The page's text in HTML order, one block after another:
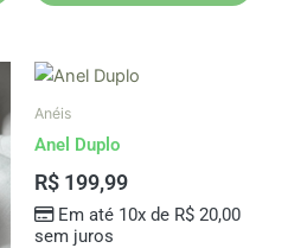
Anéis
Anel Duplo
R$ 199,99
Em até 10x de R$20,00
sem juros